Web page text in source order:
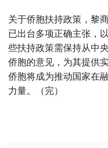
关于侨胞扶持政策，黎
已出台多项正确主张，
些扶持政策需保持从中
侨胞的意见，为其提供
侨胞将成为推动国家在
力量。（完）